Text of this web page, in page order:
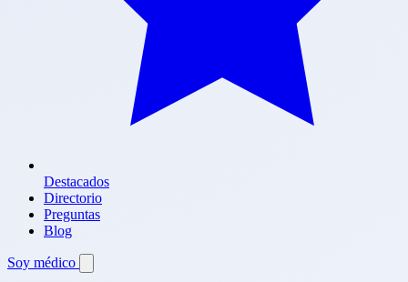
Destacados
Directorio
Preguntas
Blog
Soy médico